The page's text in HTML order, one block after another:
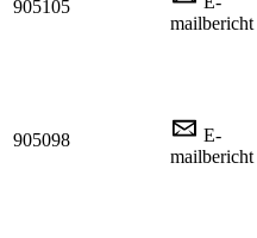
905105
mailbericht
905098
E-
mailbericht